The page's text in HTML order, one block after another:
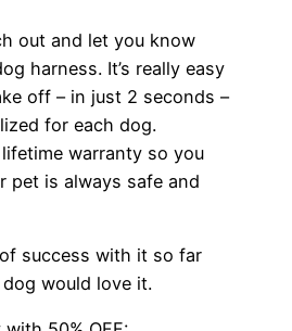
out and let you know
harness. It’s really easy
off – in just 2 seconds –
for each dog.
warranty so you
pet is always safe and
of success with it so far
would love it.